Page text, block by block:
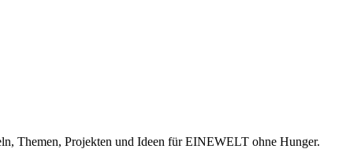
Themen, Projekten und Ideen für EINEWELT ohne Hunger.